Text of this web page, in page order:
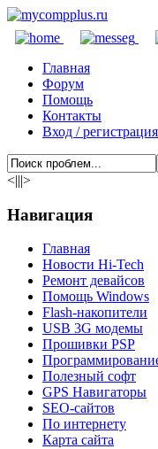
Главная
Форум
Помощь
Контакты
Вход / регистрация
<|||>
Навигация
Главная
Новости Hi-Tech
Ремонт девайсов
Помощь Windows
Flash-накопители
USB 3G модемы
Прошивки PSP
Полезный софт
GPS Навигаторы
SEO-сайтов
По интернету
Карта сайта